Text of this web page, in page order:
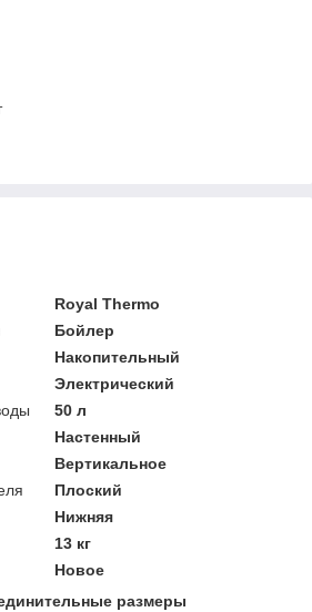
Royal Thermo
Бойлер
Накопительный
Электрический
50 л
Настенный
Вертикальное
Плоский
Нижняя
13 кг
Новое
размеры